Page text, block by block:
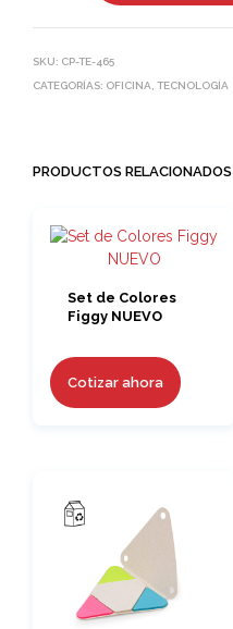
SKU: CP-TE-465
CATEGORÍAS: OFICINA TECNOLOGÍA
PRODUCTOS RELACIONADOS
Set de Colores
Figgy NUEVO
Cotizar ahora